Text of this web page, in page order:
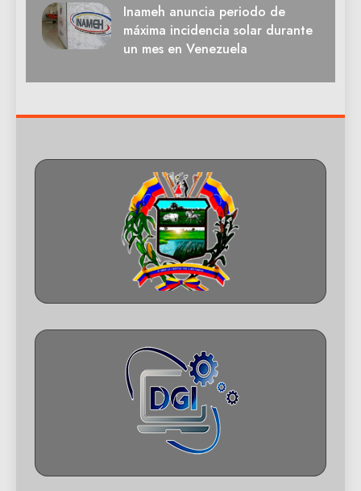
Inameh anuncia periodo de
máxima incidencia solar durante
un mes en Venezuela